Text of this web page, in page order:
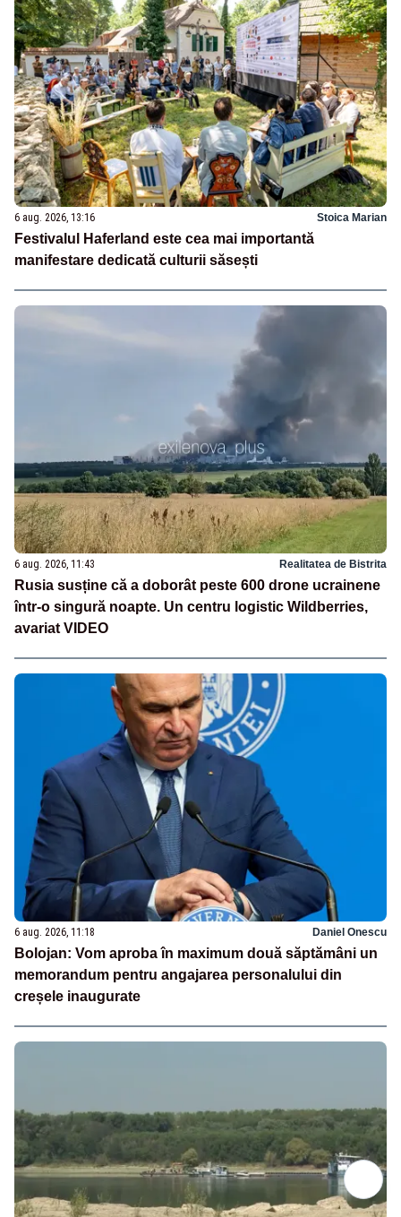
6 aug. 2026, 13:16 Stoica Marian
Festivalul Haferland este cea mai importantă
manifestare dedicată culturii săsești
6 aug. 2026, 11:43 Realitatea de Bistrita
Rusia susține că a doborât peste 600 drone ucrainene
într-o singură noapte. Un centru logistic Wildberries,
avariat VIDEO
6 aug. 2026, 11:18 Daniel Onescu
Bolojan: Vom aproba în maximum două săptămâni un
memorandum pentru angajarea personalului din
creșele inaugurate